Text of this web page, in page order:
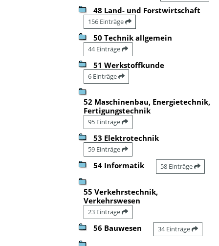
48 Land- und Forstwirtschaft
156 Einträge
50 Technik allgemein
44 Einträge
51 Werkstoffkunde
6 Einträge
52 Maschinenbau, Energietechnik,
Fertigungstechnik
95 Einträge
53 Elektrotechnik
59 Einträge
54 Informatik 58 Einträge
55 Verkehrstechnik,
Verkehrswesen
23 Einträge
56 Bauwesen 34 Einträge